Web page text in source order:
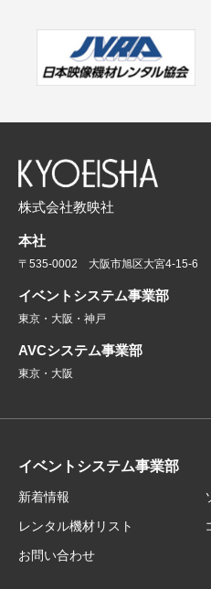
株式会社教映社
本社
〒535-0002 大阪市旭区大宮4-15-6
イベントシステム事業部
東京・大阪・神戸
AVCシステム事業部
東京・大阪
イベントシステム事業部
新着情報
レンタル機材リスト
お問い合わせ